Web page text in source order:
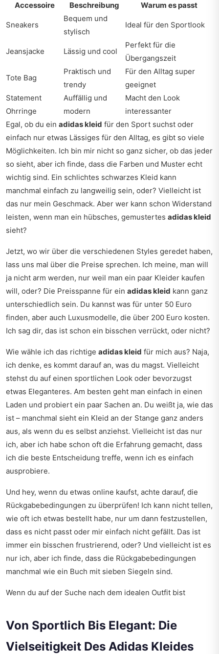
Accessoire Beschreibung Warum es passt
Sneakers
Bequem und
stylisch
Ideal für den Sportlook
Jeansjacke Lässig und cool
Perfekt für die
Übergangszeit
Tote Bag
Praktisch und
trendy
Für den Alltag super
geeignet
Statement
Ohrringe
Auffällig und
modern
Macht den Look
interessanter
Egal, ob du ein adidas kleid für den Sport suchst oder
einfach nur etwas Lässiges für den Alltag, es gibt so viele
Möglichkeiten. Ich bin mir nicht so ganz sicher, ob das jeder
so sieht, aber ich finde, dass die Farben und Muster echt
wichtig sind. Ein schlichtes schwarzes Kleid kann
manchmal einfach zu langweilig sein, oder? Vielleicht ist
das nur mein Geschmack. Aber wer kann schon Widerstand
leisten, wenn man ein hübsches, gemustertes adidas kleid
sieht?
Jetzt, wo wir über die verschiedenen Styles geredet haben,
lass uns mal über die Preise sprechen. Ich meine, man will
ja nicht arm werden, nur weil man ein paar Kleider kaufen
will, oder? Die Preisspanne für ein adidas kleid kann ganz
unterschiedlich sein. Du kannst was für unter 50 Euro
finden, aber auch Luxusmodelle, die über 200 Euro kosten.
Ich sag dir, das ist schon ein bisschen verrückt, oder nicht?
Wie wähle ich das richtige adidas kleid für mich aus? Naja,
ich denke, es kommt darauf an, was du magst. Vielleicht
stehst du auf einen sportlichen Look oder bevorzugst
etwas Eleganteres. Am besten geht man einfach in einen
Laden und probiert ein paar Sachen an. Du weißt ja, wie das
ist – manchmal sieht ein Kleid an der Stange ganz anders
aus, als wenn du es selbst anziehst. Vielleicht ist das nur
ich, aber ich habe schon oft die Erfahrung gemacht, dass
ich die beste Entscheidung treffe, wenn ich es einfach
ausprobiere.
Und hey, wenn du etwas online kaufst, achte darauf, die
Rückgabebedingungen zu überprüfen! Ich kann nicht tellen,
wie oft ich etwas bestellt habe, nur um dann festzustellen,
dass es nicht passt oder mir einfach nicht gefällt. Das ist
immer ein bisschen frustrierend, oder? Und vielleicht ist es
nur ich, aber ich finde, dass die Rückgabebedingungen
manchmal wie ein Buch mit sieben Siegeln sind.
Wenn du auf der Suche nach dem idealen Outfit bist
Von Sportlich Bis Elegant: Die
Vielseitigkeit Des Adidas Kleides